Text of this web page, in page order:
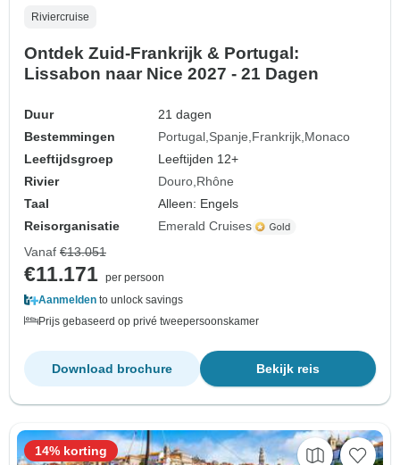
Riviercruise
Ontdek Zuid-Frankrijk & Portugal:
Lissabon naar Nice 2027 - 21 Dagen
Duur
21 dagen
Bestemmingen
Portugal Spanje Frankrijk Monaco
Leeftijdsgroep
Leeftijden 12+
Rivier
Douro Rhône
Taal
Alleen: Engels
Reisorganisatie
Emerald Cruises
Vanaf €13.051
€11.171 per persoon
Aanmelden to unlock savings
Prijs gebaseerd op privé tweepersoonskamer
Bekijk reis
Download brochure
14% korting